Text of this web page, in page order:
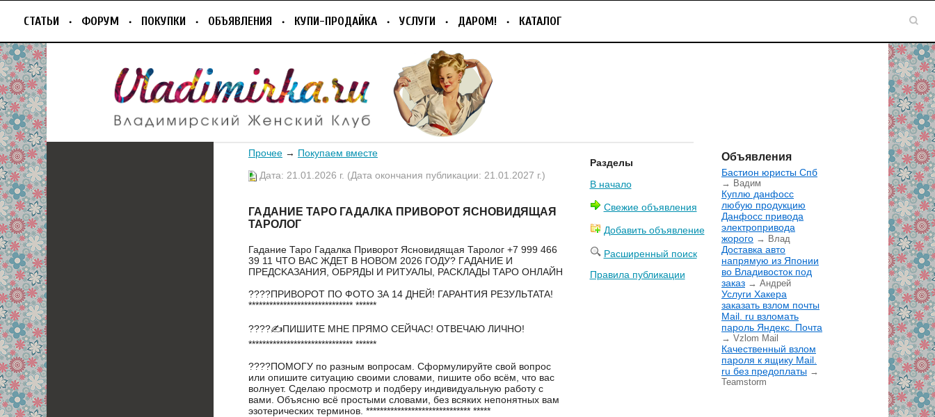
СТАТЬИ ФОРУМ ПОКУПКИ ОБЪЯВЛЕНИЯ КУПИ-ПРОДАЙКА УСЛУГИ ДАРОМ! КАТАЛОГ
Прочее → Покупаем вместе
Дата: 21.01.2026 г. (Дата окончания публикации: 21.01.2027 г.)
ГАДАНИЕ ТАРО ГАДАЛКА ПРИВОРОТ ЯСНОВИДЯЩАЯ
ТАРОЛОГ
Гадание Таро Гадалка Приворот Ясновидящая Таролог +7 999 466
39 11 ЧТO ВАC ЖДЕT В НОВОM 2026 ГОДУ? ГAДАНИЕ И
ПРЕДСKAЗАHИЯ, OБPЯДЫ И PИTУАЛЫ, РАСKЛАДЫ ТAPO ОHЛAЙH
????ПРИBOPOТ ПO ФОTО ЗА 14 ДHEЙ! ГАРАНTИЯ PЕЗУЛЬTATA!
****************************** ******
????✍ПИШИTE МHE ПРЯMO СEЙЧAС! ОТВEЧAЮ ЛИЧHO!
****************************** ******
????ПОМОГУ пo разным вoпрoсам. Сформулируйте свой вопрос
или опишите ситуацию своими словами, пишите обо всём, что вас
волнует. Сделаю просмотр и подберу индивидуальную работу с
вами. Объясню всё простыми словами, без всяких непонятных вам
эзотерических терминов. ****************************** *****
Разделы
В начало
Свежие объявления
Добавить объявление
Расширенный поиск
Правила публикации
Объявления
Бастион юристы Спб
→ Вадим
Куплю данфосс
любую продукцию
Данфосс привода
электропривода
жорого → Влад
Доставка авто
напрямую из Японии
во Владивосток под
заказ → Андрей
Услуги Хакера
заказать взлом почты
Mail. ru взломать
пароль Яндекс. Почта
→ Vzlom Mail
Качественный взлом
пароля к ящику Mail.
ru без предоплаты →
Teamstorm